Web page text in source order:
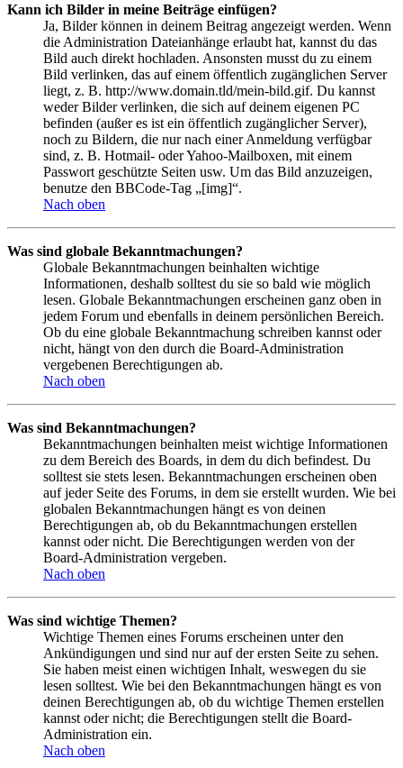
Kann ich Bilder in meine Beiträge einfügen?
Ja, Bilder können in deinem Beitrag angezeigt werden. Wenn
die Administration Dateianhänge erlaubt hat, kannst du das
Bild auch direkt hochladen. Ansonsten musst du zu einem
Bild verlinken, das auf einem öffentlich zugänglichen Server
liegt, z. B. http://www.domain.tld/mein-bild.gif. Du kannst
weder Bilder verlinken, die sich auf deinem eigenen PC
befinden (außer es ist ein öffentlich zugänglicher Server),
noch zu Bildern, die nur nach einer Anmeldung verfügbar
sind, z. B. Hotmail- oder Yahoo-Mailboxen, mit einem
Passwort geschützte Seiten usw. Um das Bild anzuzeigen,
benutze den BBCode-Tag „[img]“.
Nach oben
Was sind globale Bekanntmachungen?
Globale Bekanntmachungen beinhalten wichtige
Informationen, deshalb solltest du sie so bald wie möglich
lesen. Globale Bekanntmachungen erscheinen ganz oben in
jedem Forum und ebenfalls in deinem persönlichen Bereich.
Ob du eine globale Bekanntmachung schreiben kannst oder
nicht, hängt von den durch die Board-Administration
vergebenen Berechtigungen ab.
Nach oben
Was sind Bekanntmachungen?
Bekanntmachungen beinhalten meist wichtige Informationen
zu dem Bereich des Boards, in dem du dich befindest. Du
solltest sie stets lesen. Bekanntmachungen erscheinen oben
auf jeder Seite des Forums, in dem sie erstellt wurden. Wie bei
globalen Bekanntmachungen hängt es von deinen
Berechtigungen ab, ob du Bekanntmachungen erstellen
kannst oder nicht. Die Berechtigungen werden von der
Board-Administration vergeben.
Nach oben
Was sind wichtige Themen?
Wichtige Themen eines Forums erscheinen unter den
Ankündigungen und sind nur auf der ersten Seite zu sehen.
Sie haben meist einen wichtigen Inhalt, weswegen du sie
lesen solltest. Wie bei den Bekanntmachungen hängt es von
deinen Berechtigungen ab, ob du wichtige Themen erstellen
kannst oder nicht; die Berechtigungen stellt die Board-
Administration ein.
Nach oben